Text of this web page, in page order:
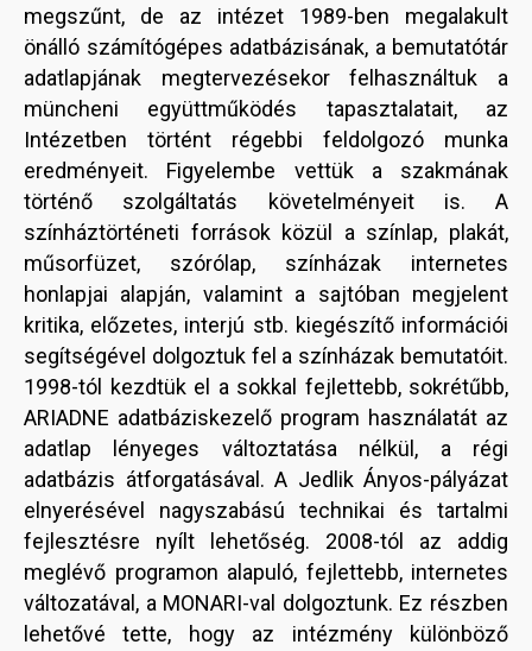
megszűnt, de az intézet 1989-ben megalakult
önálló számítógépes adatbázisának, a bemutatótár
adatlapjának megtervezésekor felhasználtuk a
müncheni együttműködés tapasztalatait, az
Intézetben történt régebbi feldolgozó munka
eredményeit. Figyelembe vettük a szakmának
történő szolgáltatás követelményeit is. A
színháztörténeti források közül a színlap, plakát,
műsorfüzet, szórólap, színházak internetes
honlapjai alapján, valamint a sajtóban megjelent
kritika, előzetes, interjú stb. kiegészítő információi
segítségével dolgoztuk fel a színházak bemutatóit.
1998-tól kezdtük el a sokkal fejlettebb, sokrétűbb,
ARIADNE adatbáziskezelő program használatát az
adatlap lényeges változtatása nélkül, a régi
adatbázis átforgatásával. A Jedlik Ányos-pályázat
elnyerésével nagyszabású technikai és tartalmi
fejlesztésre nyílt lehetőség. 2008-tól az addig
meglévő programon alapuló, fejlettebb, internetes
változatával, a MONARI-val dolgoztunk. Ez részben
lehetővé tette, hogy az intézmény különböző